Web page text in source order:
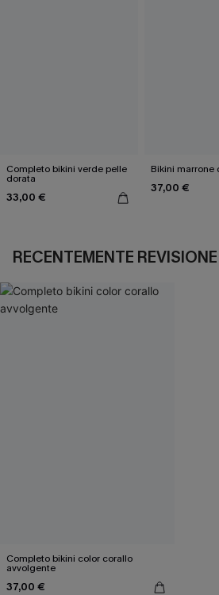
Completo bikini verde pelle
dorata
33,00 €
Bikini marrone
37,00 €
RECENTEMENTE REVISIONE
Completo bikini color corallo
avvolgente
37,00 €